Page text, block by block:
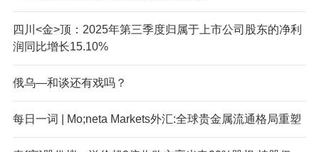
四川<金>顶：2025年第三季度归属于上市公司股东的净利
润同比增长15.10%
俄乌—和谈还有戏吗？
每日一词 | Mo;neta Markets外汇:全球贵金属流通格局重塑